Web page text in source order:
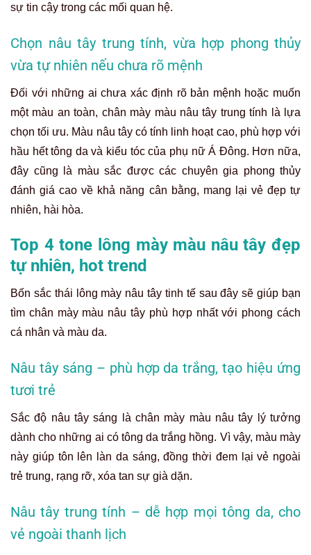
sự tin cậy trong các mối quan hệ.
Chọn nâu tây trung tính, vừa hợp phong thủy
vừa tự nhiên nếu chưa rõ mệnh
Đối với những ai chưa xác định rõ bản mệnh hoặc muốn
một màu an toàn, chân mày màu nâu tây trung tính là lựa
chọn tối ưu. Màu nâu tây có tính linh hoạt cao, phù hợp với
hầu hết tông da và kiểu tóc của phụ nữ Á Đông. Hơn nữa,
đây cũng là màu sắc được các chuyên gia phong thủy
đánh giá cao về khả năng cân bằng, mang lại vẻ đẹp tự
nhiên, hài hòa.
Top 4 tone lông mày màu nâu tây đẹp
tự nhiên, hot trend
Bốn sắc thái lông mày nâu tây tinh tế sau đây sẽ giúp bạn
tìm chân mày màu nâu tây phù hợp nhất với phong cách
cá nhân và màu da.
Nâu tây sáng – phù hợp da trắng, tạo hiệu ứng
tươi trẻ
Sắc độ nâu tây sáng là chân mày màu nâu tây lý tưởng
dành cho những ai có tông da trắng hồng. Vì vậy, màu mày
này giúp tôn lên làn da sáng, đồng thời đem lại vẻ ngoài
trẻ trung, rạng rỡ, xóa tan sự già dặn.
Nâu tây trung tính – dễ hợp mọi tông da, cho
vẻ ngoài thanh lịch